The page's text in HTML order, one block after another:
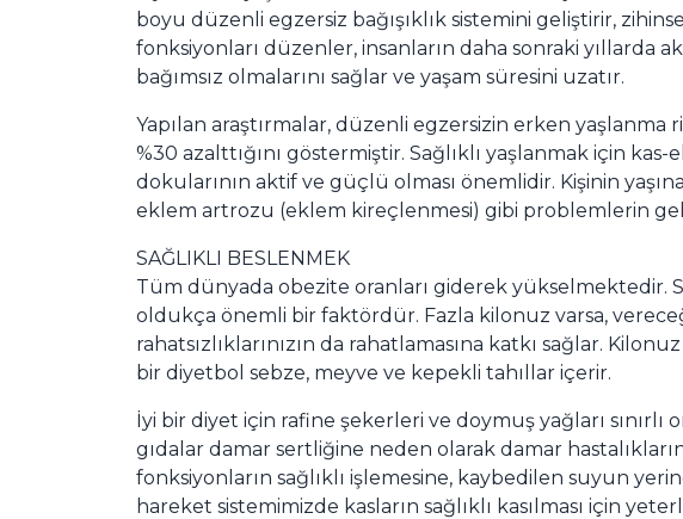
boyu düzenli egzersiz bağışıklık sistemini geliştirir, zihinsel
fonksiyonları düzenler, insanların daha sonraki yıllarda
bağımsız olmalarını sağlar ve yaşam süresini uzatır.
Yapılan araştırmalar, düzenli egzersizin erken yaşlanma
%30 azalttığını göstermiştir. Sağlıklı yaşlanmak için kas-
dokularının aktif ve güçlü olması önemlidir. Kişinin
eklem artrozu (eklem kireçlenmesi) gibi problemlerin
SAĞLIKLI BESLENMEK
Tüm dünyada obezite oranları giderek yükselmektedir.
oldukça önemli bir faktördür. Fazla kilonuz varsa,
rahatsızlıklarınızın da rahatlamasına katkı sağlar.
bir diyetbol sebze, meyve ve kepekli tahıllar içerir.
İyi bir diyet için rafine şekerleri ve doymuş yağları
gıdalar damar sertliğine neden olarak damar
fonksiyonların sağlıklı işlemesine, kaybedilen suyun
hareket sistemimizde kasların sağlıklı kasılması için